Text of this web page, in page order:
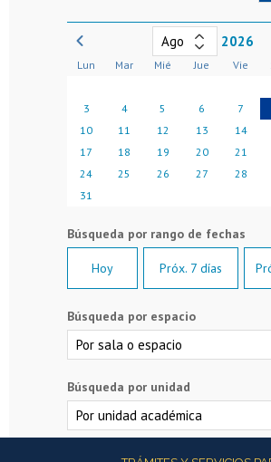
2026
Lun Mar Mié Jue Vie
3
4 5 6 7
10
11 12 13 14
17
18 19 20 21
24
25 26 27 28
31
Hoy Próx. 7 días
Búsqueda por espacio
Búsqueda por unidad
Más información